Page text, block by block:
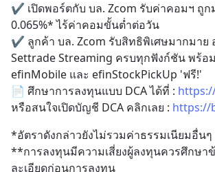
✔️ เปิดพอร์ตกับ บล. Zcom รับค่าคอมฯ ถูก
0.065%* ไร้ค่าคอมขั้นต่ำต่อวัน
✔️ ลูกค้า บล. Zcom รับสิทธิพิเศษมากมาย
Settrade Streaming ครบทุกฟังก์ชัน พร้อ
efinMobile และ efinStockPickUp 'ฟรี!'
📄 ศึกษาการลงทุนแบบ DCA ได้ที่ :
หรือสนใจเปิดบัญชี DCA คลิกเลย : https://
*อัตราดังกล่าวยังไม่รวมค่าธรรมเนียมอื่นๆ
**การลงทุนมีความเสี่ยงผู้ลงทุนควรศึกษา
ละเอียดก่อนการลงทุน